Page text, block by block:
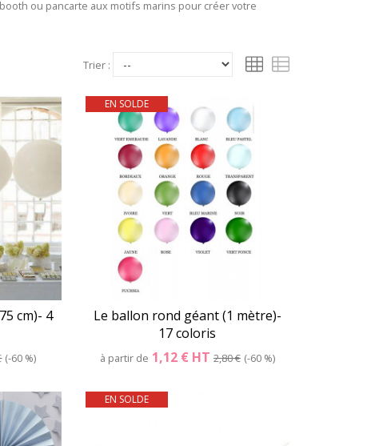
ou pancarte aux motifs marins pour créer votre
Trier :
cm)- 4
-60 %
Panier
EN SOLDE
Le ballon rond géant (1 mètre)-
17 coloris
à partir de 1,12 € HT 2,80 € -60 %
Détails
EN SOLDE